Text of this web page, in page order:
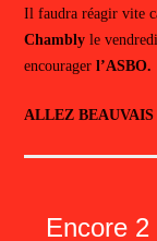
Il faudra réagir vite
Chamblyle vendredi
encourager l’ASBO.
ALLEZ BEAUVAIS
Encore